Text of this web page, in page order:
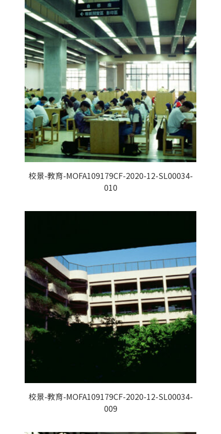
校景-教育-MOFA109179CF-2020-12-SL00034-
010
校景-教育-MOFA109179CF-2020-12-SL00034-
009